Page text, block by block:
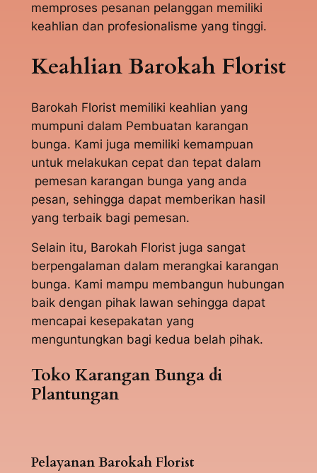
memproses pesanan pelanggan memiliki
keahlian dan profesionalisme yang tinggi.
Keahlian Barokah Florist
Barokah Florist memiliki keahlian yang
mumpuni dalam Pembuatan karangan
bunga. Kami juga memiliki kemampuan
untuk melakukan cepat dan tepat dalam
pemesan karangan bunga yang anda
pesan, sehingga dapat memberikan hasil
yang terbaik bagi pemesan.
Selain itu, Barokah Florist juga sangat
berpengalaman dalam merangkai karangan
bunga. Kami mampu membangun hubungan
baik dengan pihak lawan sehingga dapat
mencapai kesepakatan yang
menguntungkan bagi kedua belah pihak.
Toko Karangan Bunga di
Plantungan
Pelayanan Barokah Florist